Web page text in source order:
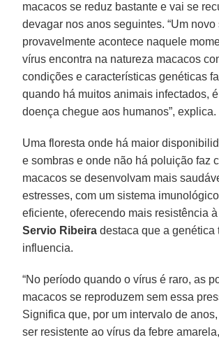
macacos se reduz bastante e vai se
devagar nos anos seguintes. “Um novo
provavelmente acontece naquele
vírus encontra na natureza macacos
condições e características genéticas
quando há muitos animais infectados,
doença chegue aos humanos”, explica.
Uma floresta onde há maior
e sombras e onde não há poluição faz
macacos se desenvolvam mais
estresses, com um sistema
eficiente, oferecendo mais resistência
Servio Ribeira destaca que a genética
influencia.
“No período quando o vírus é raro, as
macacos se reproduzem sem essa
Significa que, por um intervalo de
ser resistente ao vírus da febre